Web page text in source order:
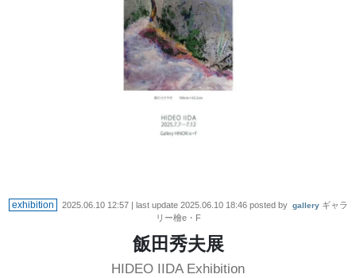
exhibition 2025.06.10 12:57| last update 2025.06.10 18:46posted by gallery ギャラ
リー檜e・F
飯田秀夫展
HIDEO IIDA Exhibition